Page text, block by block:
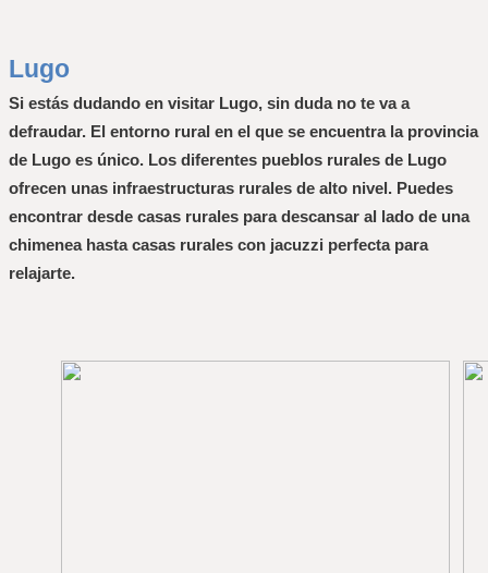
Lugo
Si estás dudando en visitar Lugo, sin duda no te va a
defraudar. El entorno rural en el que se encuentra la provincia
de Lugo es único. Los diferentes pueblos rurales de Lugo
ofrecen unas infraestructuras rurales de alto nivel. Puedes
encontrar desde casas rurales para descansar al lado de una
chimenea hasta casas rurales con jacuzzi perfecta para
relajarte.